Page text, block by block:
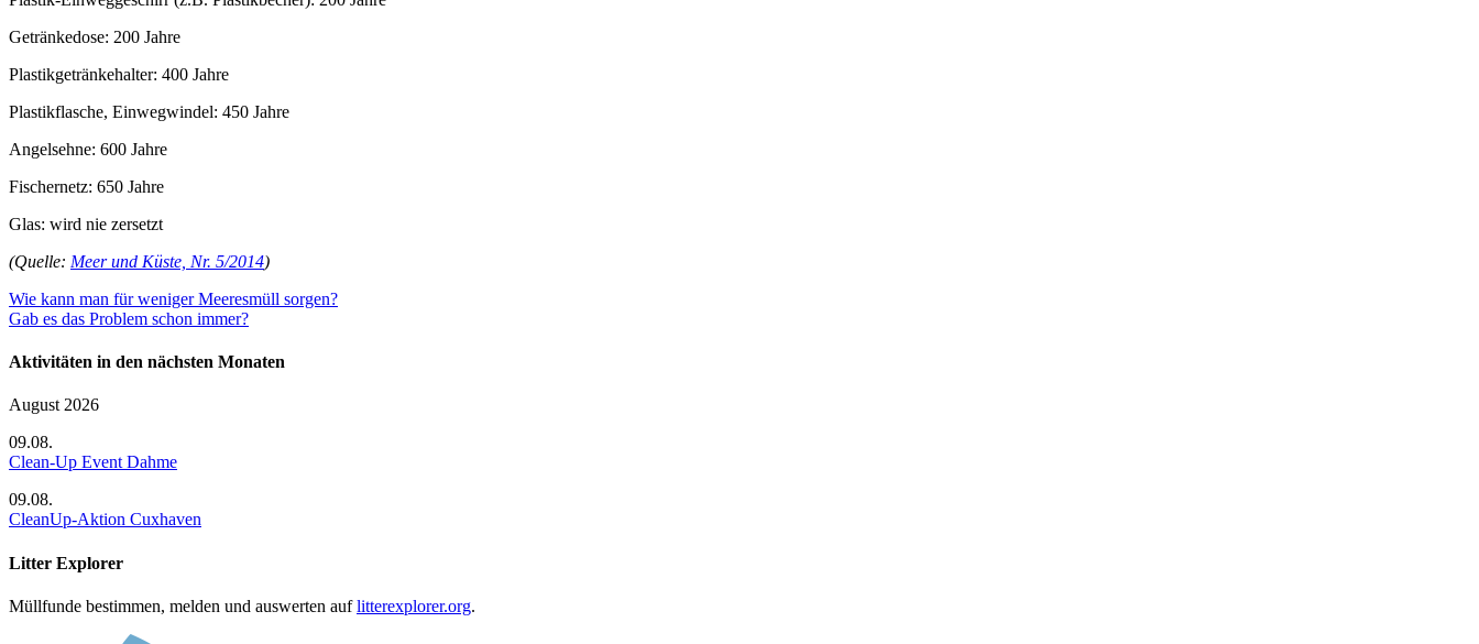
Getränkedose: 200 Jahre
Plastikgetränkehalter: 400 Jahre
Plastikflasche, Einwegwindel: 450 Jahre
Angelsehne: 600 Jahre
Fischernetz: 650 Jahre
Glas: wird nie zersetzt
(Quelle: Meer und Küste, Nr. 5/2014)
Beitragsnavigation
Wie kann man für weniger Meeresmüll sorgen?
Gab es das Problem schon immer?
Aktivitäten in den nächsten Monaten
August 2026
09.08.
Clean-Up Event Dahme
09.08.
CleanUp-Aktion Cuxhaven
Litter Explorer
Müllfunde bestimmen, melden und auswerten auflitterexplorer.org.